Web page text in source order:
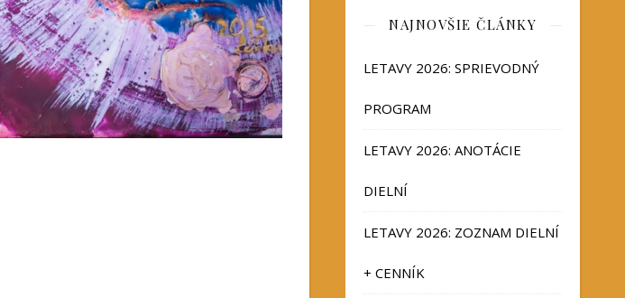
NAJNOVŠIE ČLÁNKY
LETAVY 2026: SPRIEVODNÝ
PROGRAM
LETAVY 2026: ANOTÁCIE
DIELNÍ
LETAVY 2026: ZOZNAM DIELNÍ
+ CENNÍK